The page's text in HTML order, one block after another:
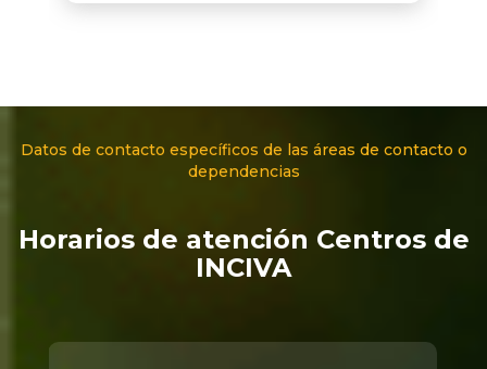
Datos de contacto específicos de las áreas de contacto o
dependencias
Horarios de atención Centros de
INCIVA